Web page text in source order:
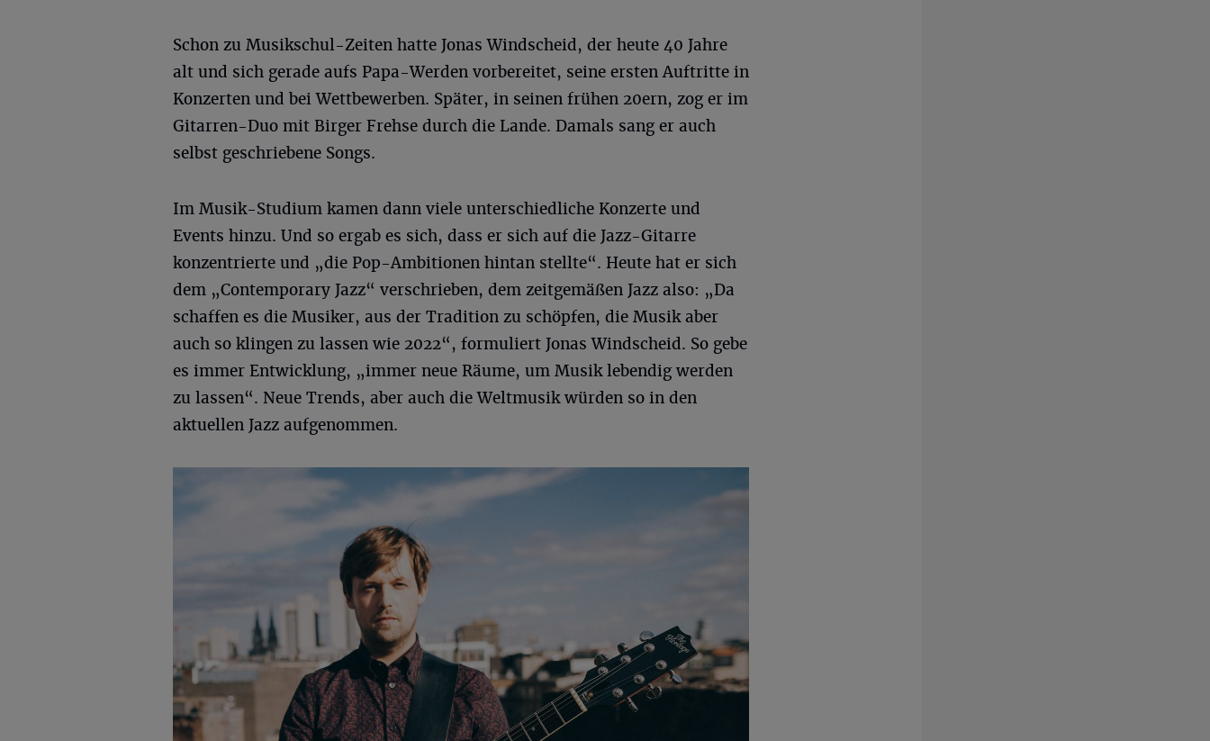
Schon zu Musikschul-Zeiten hatte Jonas Windscheid, der heute 40 Jahre
alt und sich gerade aufs Papa-Werden vorbereitet, seine ersten Auftritte in
Konzerten und bei Wettbewerben. Später, in seinen frühen 20ern, zog er im
Gitarren-Duo mit Birger Frehse durch die Lande. Damals sang er auch
selbst geschriebene Songs.
Im Musik-Studium kamen dann viele unterschiedliche Konzerte und
Events hinzu. Und so ergab es sich, dass er sich auf die Jazz-Gitarre
konzentrierte und „die Pop-Ambitionen hintan stellte“. Heute hat er sich
dem „Contemporary Jazz“ verschrieben, dem zeitgemäßen Jazz also: „Da
schaffen es die Musiker, aus der Tradition zu schöpfen, die Musik aber
auch so klingen zu lassen wie 2022“, formuliert Jonas Windscheid. So gebe
es immer Entwicklung, „immer neue Räume, um Musik lebendig werden
zu lassen“. Neue Trends, aber auch die Weltmusik würden so in den
aktuellen Jazz aufgenommen.